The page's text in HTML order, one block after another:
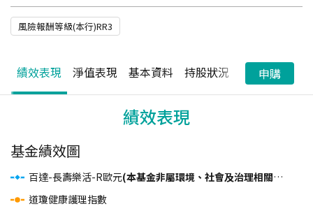
風險報酬等級(本行)RR3
績效表現 淨值表現 基本資料 持股狀況 配息狀況
申購
績效表現
基金績效圖
百達-長壽樂活-R歐元(本基金非屬環境、社會及治理相關主題基金)
道瓊健康護理指數